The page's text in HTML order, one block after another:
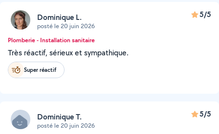
Dominique L.
posté le 20 juin 2026
5/5
Plomberie - Installation sanitaire
Très réactif, sérieux et sympathique.
Super réactif
Dominique T.
posté le 20 juin 2026
5/5